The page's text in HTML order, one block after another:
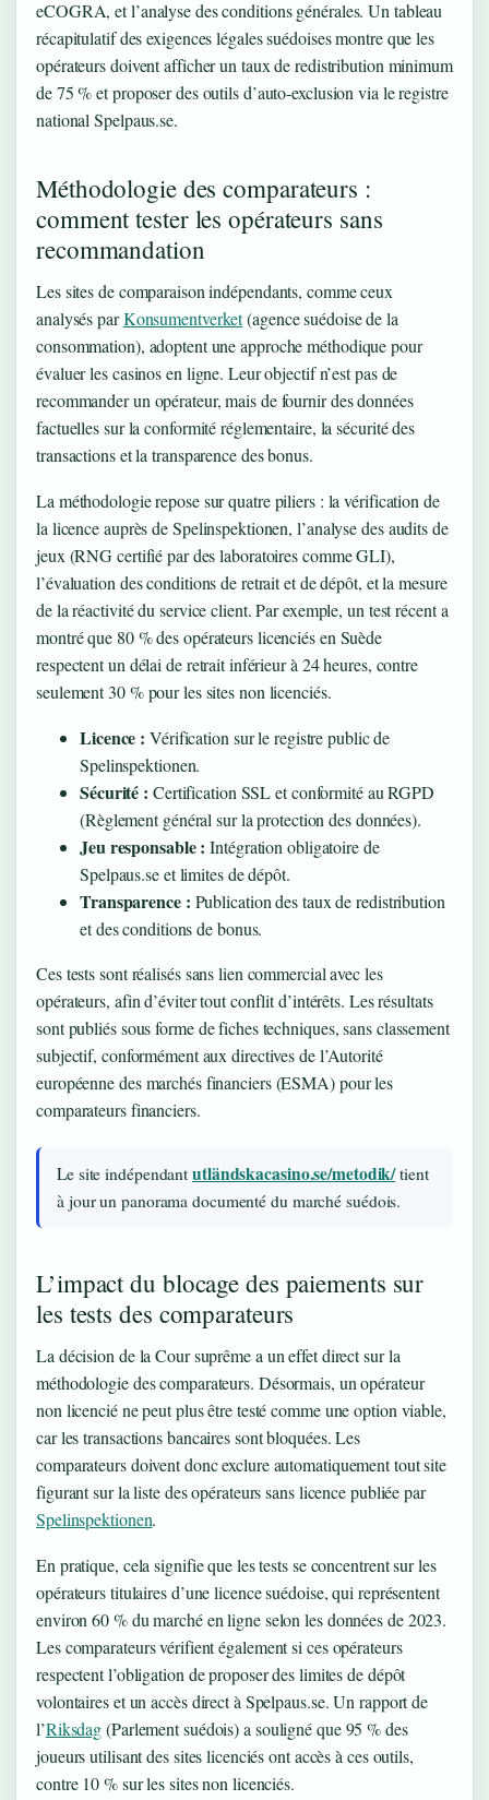
eCOGRA, et l’analyse des conditions générales. Un tableau
récapitulatif des exigences légales suédoises montre que les
opérateurs doivent afficher un taux de redistribution minimum
de 75 % et proposer des outils d’auto-exclusion via le registre
national Spelpaus.se.
Méthodologie des comparateurs :
comment tester les opérateurs sans
recommandation
Les sites de comparaison indépendants, comme ceux
analysés parKonsumentverket(agence suédoise de la
consommation), adoptent une approche méthodique pour
évaluer les casinos en ligne. Leur objectif n’est pas de
recommander un opérateur, mais de fournir des données
factuelles sur la conformité réglementaire, la sécurité des
transactions et la transparence des bonus.
La méthodologie repose sur quatre piliers : la vérification de
la licence auprès de Spelinspektionen, l’analyse des audits de
jeux (RNG certifié par des laboratoires comme GLI),
l’évaluation des conditions de retrait et de dépôt, et la mesure
de la réactivité du service client. Par exemple, un test récent a
montré que 80 % des opérateurs licenciés en Suède
respectent un délai de retrait inférieur à 24 heures, contre
seulement 30 % pour les sites non licenciés.
Licence : Vérification sur le registre public de
Spelinspektionen.
Sécurité : Certification SSL et conformité au RGPD
(Règlement général sur la protection des données).
Jeu responsable : Intégration obligatoire de
Spelpaus.se et limites de dépôt.
Transparence : Publication des taux de redistribution
et des conditions de bonus.
Ces tests sont réalisés sans lien commercial avec les
opérateurs, afin d’éviter tout conflit d’intérêts. Les résultats
sont publiés sous forme de fiches techniques, sans classement
subjectif, conformément aux directives de l’Autorité
européenne des marchés financiers (ESMA) pour les
comparateurs financiers.
Le site indépendant utländskacasino.se/metodik/tient
à jour un panorama documenté du marché suédois.
L’impact du blocage des paiements sur
les tests des comparateurs
La décision de la Cour suprême a un effet direct sur la
méthodologie des comparateurs. Désormais, un opérateur
non licencié ne peut plus être testé comme une option viable,
car les transactions bancaires sont bloquées. Les
comparateurs doivent donc exclure automatiquement tout site
figurant sur la liste des opérateurs sans licence publiée par
Spelinspektionen.
En pratique, cela signifie que les tests se concentrent sur les
opérateurs titulaires d’une licence suédoise, qui représentent
environ 60 % du marché en ligne selon les données de 2023.
Les comparateurs vérifient également si ces opérateurs
respectent l’obligation de proposer des limites de dépôt
volontaires et un accès direct à Spelpaus.se. Un rapport de
l’Riksdag(Parlement suédois) a souligné que 95 % des
joueurs utilisant des sites licenciés ont accès à ces outils,
contre 10 % sur les sites non licenciés.